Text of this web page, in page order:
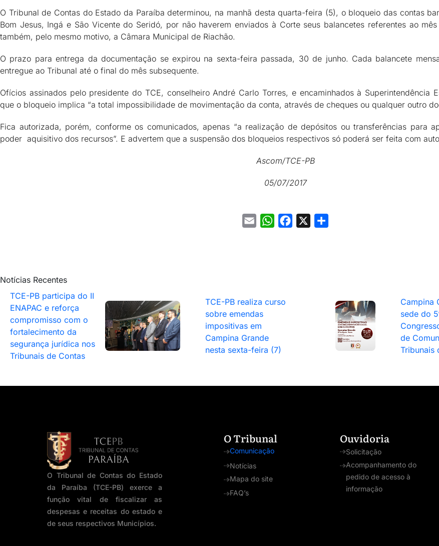
O Tribunal de Contas do Estado da Paraíba determinou, na manhã desta quarta-feira (5), o bloqueio das contas
Bom Jesus, Ingá e São Vicente do Seridó, por não haverem enviados à Corte seus balancetes referentes ao
também, pelo mesmo motivo, a Câmara Municipal de Riachão.
O prazo para entrega da documentação se expirou na sexta-feira passada, 30 de junho. Cada balancete
entregue ao Tribunal até o final do mês subsequente.
Ofícios assinados pelo presidente do TCE, conselheiro André Carlo Torres, e encaminhados à Superintendência
que o bloqueio implica “a total impossibilidade de movimentação da conta, através de cheques ou qualquer outro
Fica autorizada, porém, conforme os comunicados, apenas “a realização de depósitos ou transferências para
poder aquisitivo dos recursos”. E advertem que a suspensão dos bloqueios respectivos só poderá ser feita com
Ascom/TCE-PB
05/07/2017
Email WhatsAppFacebook
Notícias Recentes
TCE-PB participa do II
ENAPAC e reforça
compromisso com o
fortalecimento da
segurança jurídica nos
Tribunais de Contas
TCE-PB realiza curso
sobre emendas
impositivas em
Campina Grande
nesta sexta-feira (7)
Campina
sede do
de
Tribunais
O Tribunal de Contas do Estado
da Paraíba (TCE-PB) exerce a
função vital de fiscalizar as
despesas e receitas do estado e
de seus respectivos Municípios.
O Tribunal
Comunicação
Notícias
Mapa do site
FAQ’s
Ouvidoria
Solicitação
Acompanhamento do
pedido de acesso à
informação